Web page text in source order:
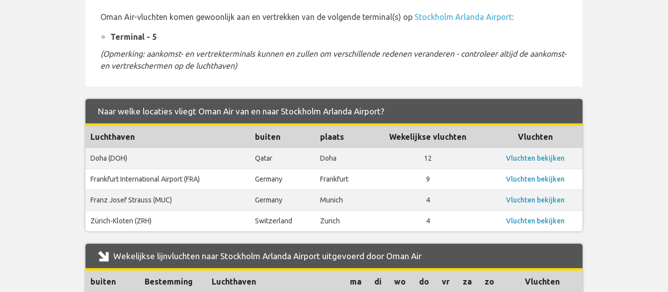
Oman Air-vluchten komen gewoonlijk aan en vertrekken van de volgende terminal(s) op Stockholm Arlanda Airport:
Terminal - 5
(Opmerking: aankomst- en vertrekterminals kunnen en zullen om verschillende redenen veranderen - controleer altijd de aankomst-
en vertrekschermen op de luchthaven)
Naar welke locaties vliegt Oman Air van en naar Stockholm Arlanda Airport?
Luchthaven buiten plaats Wekelijkse vluchten Vluchten
Doha (DOH) Qatar Doha 12 Vluchten bekijken
Frankfurt International Airport (FRA) Germany Frankfurt 9 Vluchten bekijken
Franz Josef Strauss (MUC) Germany Munich 4 Vluchten bekijken
Zürich-Kloten (ZRH) Switzerland Zurich 4 Vluchten bekijken
Wekelijkse lijnvluchten naar Stockholm Arlanda Airport uitgevoerd door Oman Air
buiten Bestemming Luchthaven ma di wo do vr za zo Vluchten